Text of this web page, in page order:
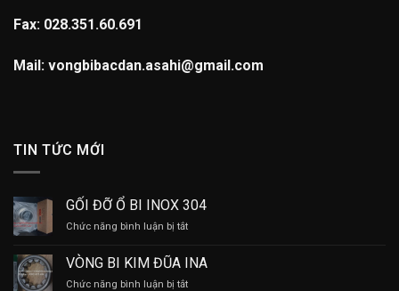
Fax: 028.351.60.691
Mail: vongbibacdan.asahi@gmail.com
TIN TỨC MỚI
GỐI ĐỠ Ổ BI INOX 304
Chức năng bình luận bị tắtở
ĐỠ
Ổ
BI
VÒNG BI KIM ĐŨA INA
Chức năng bình luận bị tắtở